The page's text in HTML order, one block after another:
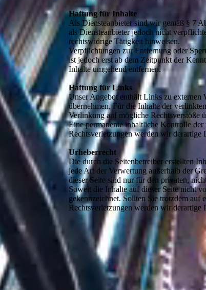
Haftung für Inhalte
Als Diensteanbieter sind wir gemäß § 7
als Diensteanbieter jedoch nicht
rechtswidrige Tätigkeit hinweisen.
Verpflichtungen zur Entfernung oder
ist jedoch erst ab dem Zeitpunkt der
Inhalte umgehend entfernen.
Haftung für Links
Unser Angebot enthält Links zu externen
übernehmen. Für die Inhalte der
Verlinkung auf mögliche Rechtsverstöße
Eine permanente inhaltliche Kontrolle
Rechtsverletzungen werden wir derartige
Urheberrecht
Die durch die Seitenbetreiber erstellten
jede Art der Verwertung außerhalb der
dieser Seite sind nur für den privaten,
Soweit die Inhalte auf dieser Seite nicht
gekennzeichnet. Sollten Sie trotzdem
Rechtsverletzungen werden wir derartige